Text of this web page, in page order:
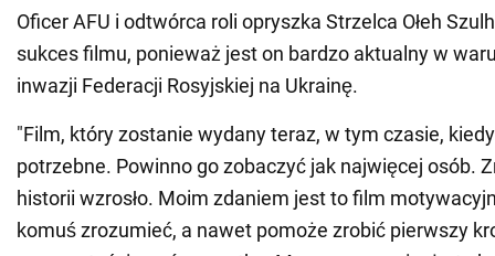
Oficer AFU i odtwórca roli opryszka Strzelca Ołeh
sukces filmu, ponieważ jest on bardzo aktualny w
inwazji Federacji Rosyjskiej na Ukrainę.
"Film, który zostanie wydany teraz, w tym czasie,
potrzebne. Powinno go zobaczyć jak najwięcej osób.
historii wzrosło. Moim zdaniem jest to film
komuś zrozumieć, a nawet pomoże zrobić pierwszy